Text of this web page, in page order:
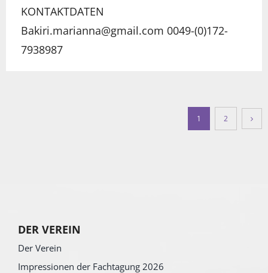
KONTAKTDATEN
Bakiri.marianna@gmail.com 0049-(0)172-
7938987
1 2
DER VEREIN
Der Verein
Impressionen der Fachtagung 2026